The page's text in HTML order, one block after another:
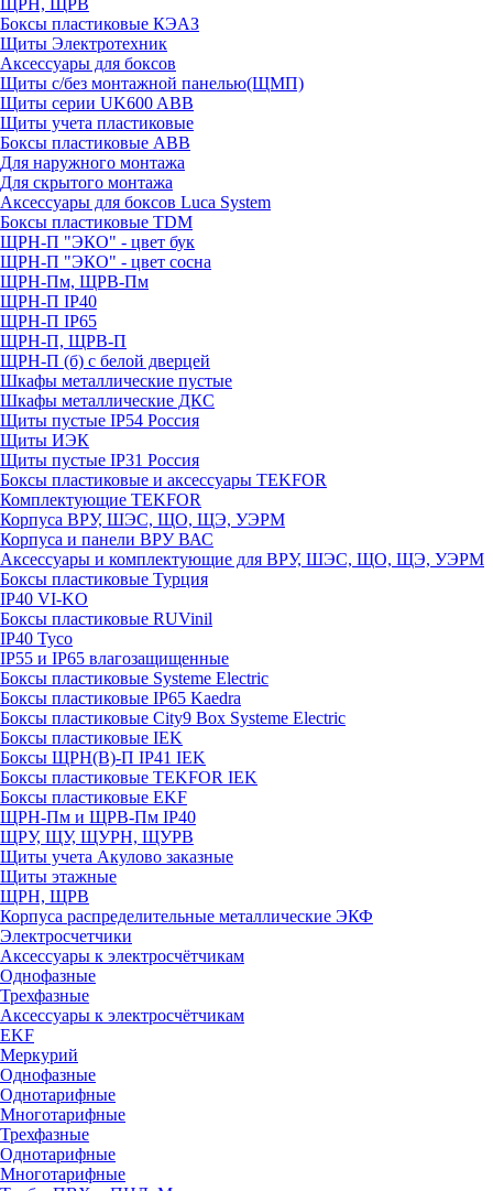
ЩРН, ЩРВ
Боксы пластиковые КЭАЗ
Щиты Электротехник
Аксессуары для боксов
Щиты с/без монтажной панелью(ЩМП)
Щиты серии UK600 ABB
Щиты учета пластиковые
Боксы пластиковые ABB
Для наружного монтажа
Для скрытого монтажа
Аксессуары для боксов Luca System
Боксы пластиковые TDM
ЩРН-П "ЭКО" - цвет бук
ЩРН-П "ЭКО" - цвет сосна
ЩРН-Пм, ЩРВ-Пм
ЩРН-П IP40
ЩРН-П IP65
ЩРН-П, ЩРВ-П
ЩРН-П (б) с белой дверцей
Шкафы металлические пустые
Шкафы металлические ДКС
Щиты пустые IP54 Россия
Щиты ИЭК
Щиты пустые IP31 Россия
Боксы пластиковые и аксессуары TEKFOR
Комплектующие TEKFOR
Корпуса ВРУ, ШЭС, ЩО, ЩЭ, УЭРМ
Корпуса и панели ВРУ ВАС
Аксессуары и комплектующие для ВРУ, ШЭС, ЩО, ЩЭ, УЭРМ
Боксы пластиковые Турция
IP40 VI-KO
Боксы пластиковые RUVinil
IP40 Тусо
IP55 и IP65 влагозащищенные
Боксы пластиковые Systeme Electric
Боксы пластиковые IP65 Kaedra
Боксы пластиковые City9 Box Systeme Electric
Боксы пластиковые IEK
Боксы ЩРН(В)-П IP41 IEK
Боксы пластиковые TEKFOR IEK
Боксы пластиковые EKF
ЩРН-Пм и ЩРВ-Пм IP40
ЩРУ, ЩУ, ЩУРН, ЩУРВ
Щиты учета Акулово заказные
Щиты этажные
ЩРН, ЩРВ
Корпуса распределительные металлические ЭКФ
Электросчетчики
Аксессуары к электросчётчикам
Однофазные
Трехфазные
Аксессуары к электросчётчикам
EKF
Меркурий
Однофазные
Однотарифные
Многотарифные
Трехфазные
Однотарифные
Многотарифные